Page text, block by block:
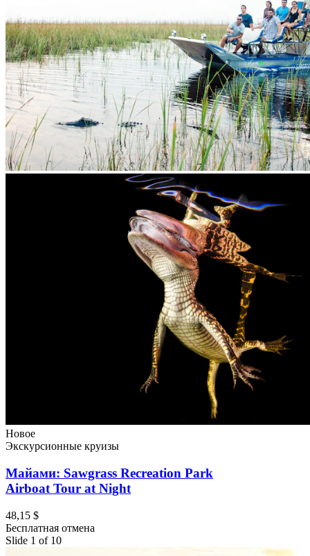
Новое
Экскурсионные круизы
Майами: Sawgrass Recreation Park
Airboat Tour at Night
48,15 $
Бесплатная отмена
Slide 1 of 10